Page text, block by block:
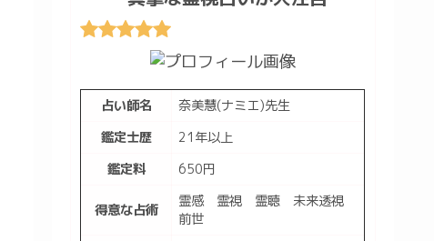
占い師名
奈美慧(ナミエ)先生
鑑定士歴
21年以上
鑑定料
650円
得意な占術
霊感 霊視 霊聴 未来透視
前世